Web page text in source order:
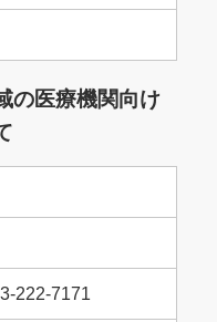
の医療機関向け
222-7171